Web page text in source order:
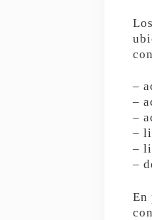
–
–
–
–
–
–
En